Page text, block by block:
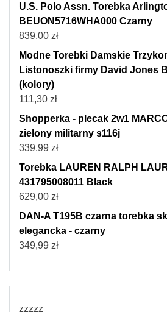
U.S. Polo Assn. Torebka
BEUON5716WHA000 Czarny
839,00 zł
Modne Torebki Damskie
Listonoszki firmy David Jones
(kolory)
111,30 zł
Shopperka - plecak 2w1 MARCO
zielony militarny s116j
339,99 zł
Torebka LAUREN RALPH
431795008011 Black
629,00 zł
DAN-A T195B czarna torebka
elegancka - czarny
349,99 zł
zzzzz